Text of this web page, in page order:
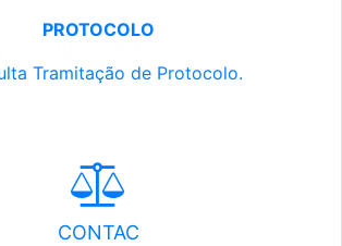
PROTOCOLO
Tramitação de Protocolo.
CONTAC